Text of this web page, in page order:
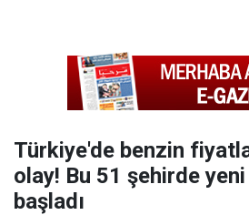
Türkiye'de benzin
olay! Bu 51 şehirde
başladı